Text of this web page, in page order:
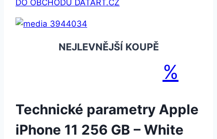
DO OBCHODU DATART.CZ
NEJLEVNĚJŠÍ KOUPĚ
%
Technické parametry Apple
iPhone 11 256 GB – White